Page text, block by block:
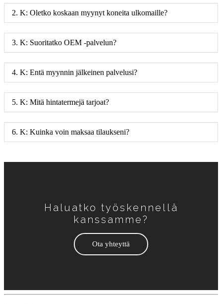
2. K: Oletko koskaan myynyt koneita ulkomaille?
3. K: Suoritatko OEM -palvelun?
4. K: Entä myynnin jälkeinen palvelusi?
5. K: Mitä hintatermejä tarjoat?
6. K: Kuinka voin maksaa tilaukseni?
Haluatko työskennellä
kanssamme?
Ota yhteyttä